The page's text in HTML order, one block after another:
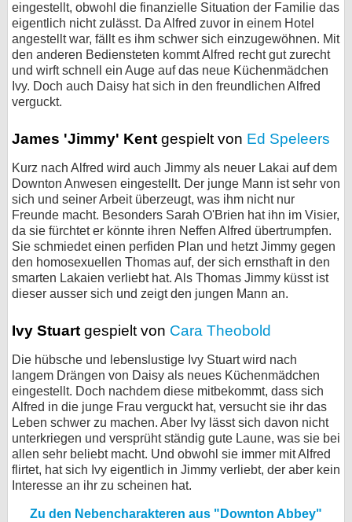
eingestellt, obwohl die finanzielle Situation der Familie das
eigentlich nicht zulässt. Da Alfred zuvor in einem Hotel
angestellt war, fällt es ihm schwer sich einzugewöhnen. Mit
den anderen Bediensteten kommt Alfred recht gut zurecht
und wirft schnell ein Auge auf das neue Küchenmädchen
Ivy. Doch auch Daisy hat sich in den freundlichen Alfred
verguckt.
James 'Jimmy' Kent gespielt von Ed Speleers
Kurz nach Alfred wird auch Jimmy als neuer Lakai auf dem
Downton Anwesen eingestellt. Der junge Mann ist sehr von
sich und seiner Arbeit überzeugt, was ihm nicht nur
Freunde macht. Besonders Sarah O'Brien hat ihn im Visier,
da sie fürchtet er könnte ihren Neffen Alfred übertrumpfen.
Sie schmiedet einen perfiden Plan und hetzt Jimmy gegen
den homosexuellen Thomas auf, der sich ernsthaft in den
smarten Lakaien verliebt hat. Als Thomas Jimmy küsst ist
dieser ausser sich und zeigt den jungen Mann an.
Ivy Stuart gespielt von Cara Theobold
Die hübsche und lebenslustige Ivy Stuart wird nach
langem Drängen von Daisy als neues Küchenmädchen
eingestellt. Doch nachdem diese mitbekommt, dass sich
Alfred in die junge Frau verguckt hat, versucht sie ihr das
Leben schwer zu machen. Aber Ivy lässt sich davon nicht
unterkriegen und versprüht ständig gute Laune, was sie bei
allen sehr beliebt macht. Und obwohl sie immer mit Alfred
flirtet, hat sich Ivy eigentlich in Jimmy verliebt, der aber kein
Interesse an ihr zu scheinen hat.
Zu den Nebencharakteren aus "Downton Abbey"